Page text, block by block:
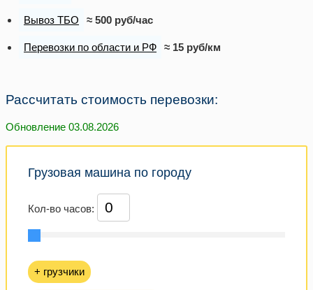
Вывоз ТБО ≈ 500 руб/час
Перевозки по области и РФ ≈ 15 руб/км
Рассчитать стоимость перевозки:
Обновление 03.08.2026
Грузовая машина по городу
Кол-во часов:
+ грузчики